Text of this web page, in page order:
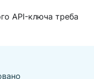
API-ключа треба